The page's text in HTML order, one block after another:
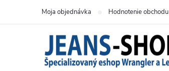
Moja objednávka Hodnotenie obchodu